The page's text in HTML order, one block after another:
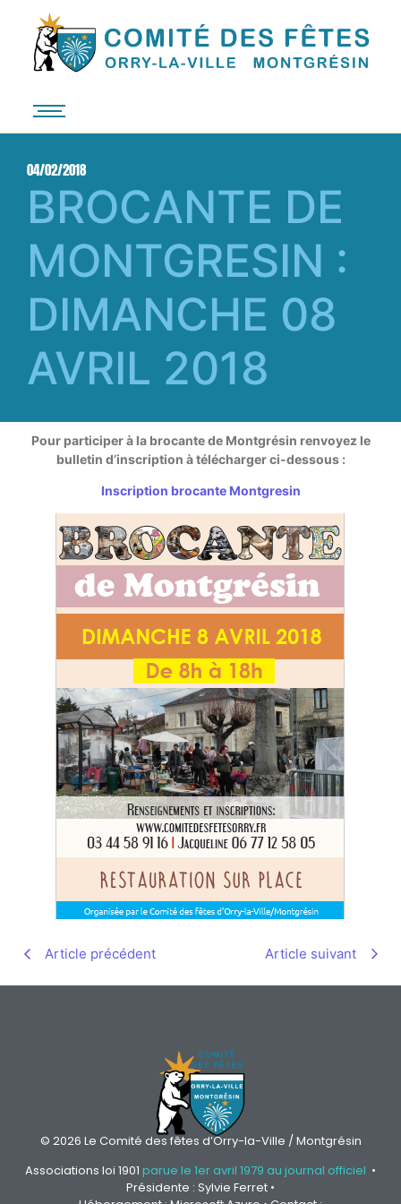
04/02/2018
BROCANTE DE
MONTGRESIN :
DIMANCHE 08
AVRIL 2018
Pour participer à la brocante de Montgrésin renvoyez le
bulletin d’inscription à télécharger ci-dessous :
Inscription brocante Montgresin
Article précédent Article suivant
© 2026 Le Comité des fêtes d’Orry-la-Ville / Montgrésin
Associations loi 1901 parue le 1er avril 1979 au journal officiel •
Présidente : Sylvie Ferret •